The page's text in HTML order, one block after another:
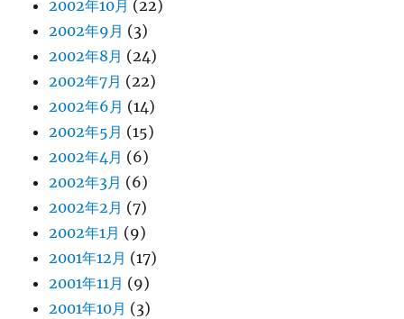
2002年10月 (22)
2002年9月 (3)
2002年8月 (24)
2002年7月 (22)
2002年6月 (14)
2002年5月 (15)
2002年4月 (6)
2002年3月 (6)
2002年2月 (7)
2002年1月 (9)
2001年12月 (17)
2001年11月 (9)
2001年10月 (3)